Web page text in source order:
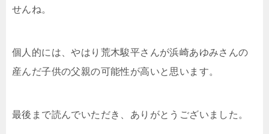
せんね。
個人的には、やはり荒木駿平さんが浜崎あゆみさんの
産んだ子供の父親の可能性が高いと思います。
最後まで読んでいただき、ありがとうございました。